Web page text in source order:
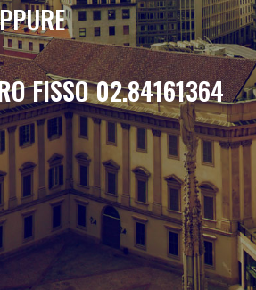
FISSO 02.84161364